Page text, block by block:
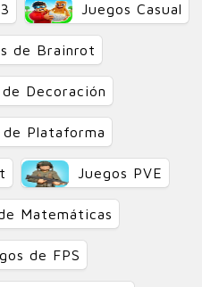
Juegos Casual
de Brainrot
Decoración
de Plataforma
Juegos PVE
Matemáticas
de FPS